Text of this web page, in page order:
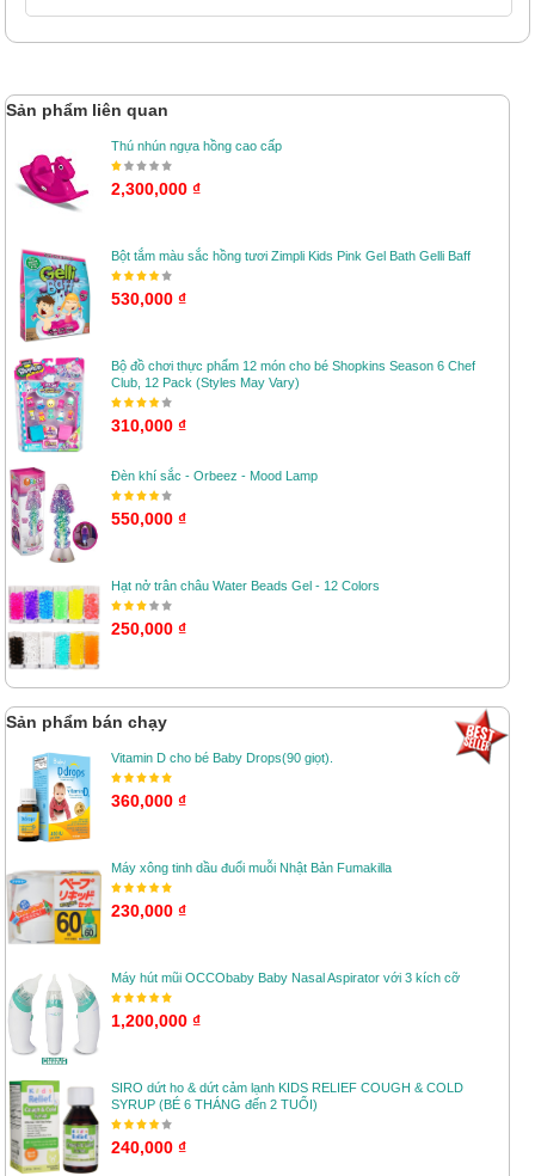
Sản phẩm liên quan
Thú nhún ngựa hồng cao cấp
2,300,000 ₫
Bột tắm màu sắc hồng tươi Zimpli Kids Pink Gel Bath Gelli Baff
530,000 ₫
Bộ đồ chơi thực phẩm 12 món cho bé Shopkins Season 6 Chef
Club, 12 Pack (Styles May Vary)
310,000 ₫
Đèn khí sắc - Orbeez - Mood Lamp
550,000 ₫
Hạt nở trân châu Water Beads Gel - 12 Colors
250,000 ₫
Sản phẩm bán chạy
Vitamin D cho bé Baby Drops(90 giọt).
360,000 ₫
Máy xông tinh dầu đuổi muỗi Nhật Bản Fumakilla
230,000 ₫
Máy hút mũi OCCObaby Baby Nasal Aspirator với 3 kích cỡ
1,200,000 ₫
SIRO dứt ho & dứt cảm lạnh KIDS RELIEF COUGH & COLD
SYRUP (BÉ 6 THÁNG đến 2 TUỔI)
240,000 ₫